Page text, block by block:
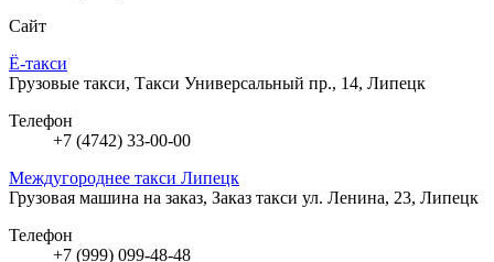
Сайт
Ё-такси
Грузовые такси, Такси Универсальный пр., 14, Липецк
Телефон
+7 (4742) 33-00-00
Междугороднее такси Липецк
Грузовая машина на заказ, Заказ такси ул. Ленина, 23, Липецк
Телефон
+7 (999) 099-48-48